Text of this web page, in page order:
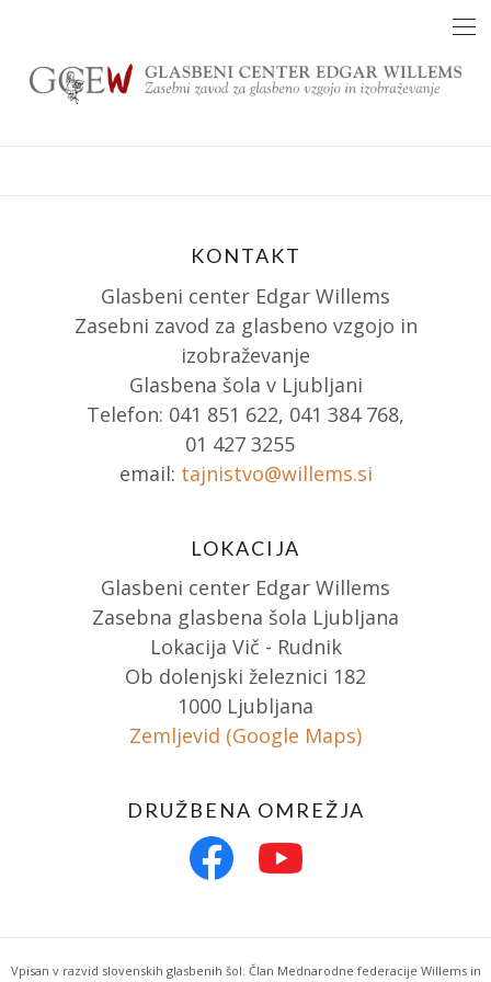
content
KONTAKT
Glasbeni center Edgar Willems
Zasebni zavod za glasbeno vzgojo in
izobraževanje
Glasbena šola v Ljubljani
Telefon: 041 851 622, 041 384 768,
01 427 3255
email: tajnistvo@willems.si
LOKACIJA
Glasbeni center Edgar Willems
Zasebna glasbena šola Ljubljana
Lokacija Vič - Rudnik
Ob dolenjski železnici 182
1000 Ljubljana
Zemljevid (Google Maps)
DRUŽBENA OMREŽJA
Vpisan v razvid slovenskih glasbenih šol. Član Mednarodne federacije Willems in